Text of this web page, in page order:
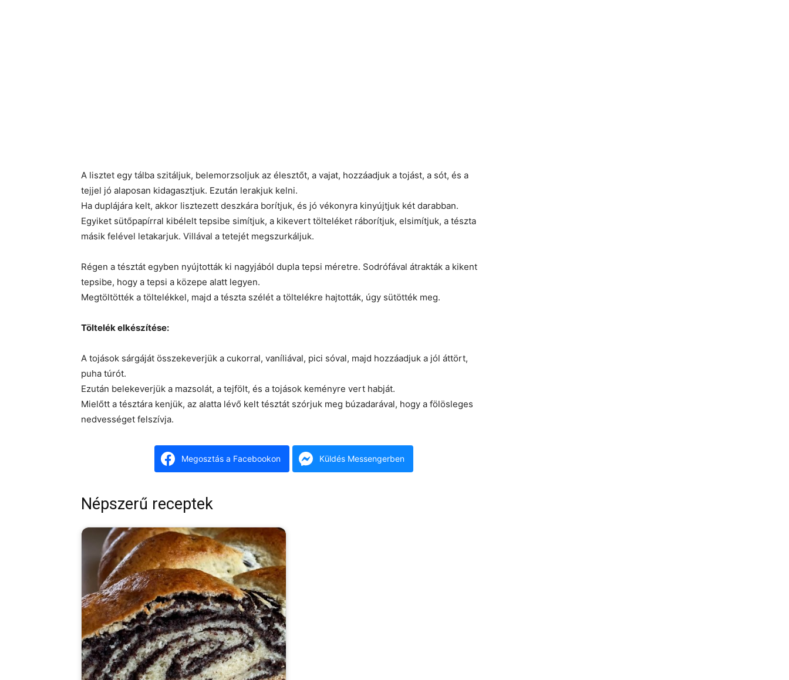
A lisztet egy tálba szitáljuk, belemorzsoljuk az élesztőt, a vajat, hozzáadjuk a tojást, a sót, és a
tejjel jó alaposan kidagasztjuk. Ezután lerakjuk kelni.
Ha duplájára kelt, akkor lisztezett deszkára borítjuk, és jó vékonyra kinyújtjuk két darabban.
Egyiket sütőpapírral kibélelt tepsibe simítjuk, a kikevert tölteléket ráborítjuk, elsimítjuk, a tészta
másik felével letakarjuk. Villával a tetejét megszurkáljuk.
Régen a tésztát egyben nyújtották ki nagyjából dupla tepsi méretre. Sodrófával átrakták a kikent
tepsibe, hogy a tepsi a közepe alatt legyen.
Megtöltötték a töltelékkel, majd a tészta szélét a töltelékre hajtották, úgy sütötték meg.
Töltelék elkészítése:
A tojások sárgáját összekeverjük a cukorral, vaníliával, pici sóval, majd hozzáadjuk a jól áttört,
puha túrót.
Ezután belekeverjük a mazsolát, a tejfölt, és a tojások keményre vert habját.
Mielőtt a tésztára kenjük, az alatta lévő kelt tésztát szórjuk meg búzadarával, hogy a fölösleges
nedvességet felszívja.
Megosztás a Facebookon Küldés Messengerben
Népszerű receptek